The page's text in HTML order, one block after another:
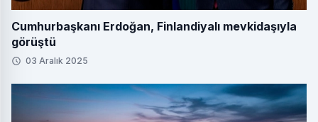
Cumhurbaşkanı Erdoğan, Finlandiyalı mevkidaşıyla
görüştü
03 Aralık 2025